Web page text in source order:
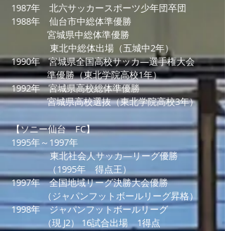
1987年 北六サッカースポーツ少年団卒団
1988年 仙台市中総体準優勝
宮城県中総体準優勝
東北中総体出場（五城中2年）
1990年 宮城県全国高校サッカ―選手権大会
準優勝（東北学院高校1年）
1992年 宮城県高校総体準優勝
宮城県高校選抜（東北学院高校3年）
【ソニー仙台 FC】
1995年～1997年
東北社会人サッカ―リーグ優勝
（1995年 得点王）
1997年 全国地域リーグ決勝大会優勝
（ジャパンフットボールリーグ昇格）
1998年 ジャパンフットボールリーグ
（現 J2） 16試合出場 1得点